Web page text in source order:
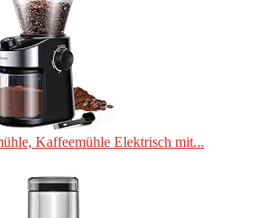
Kaffeemühle Elektrisch mit...